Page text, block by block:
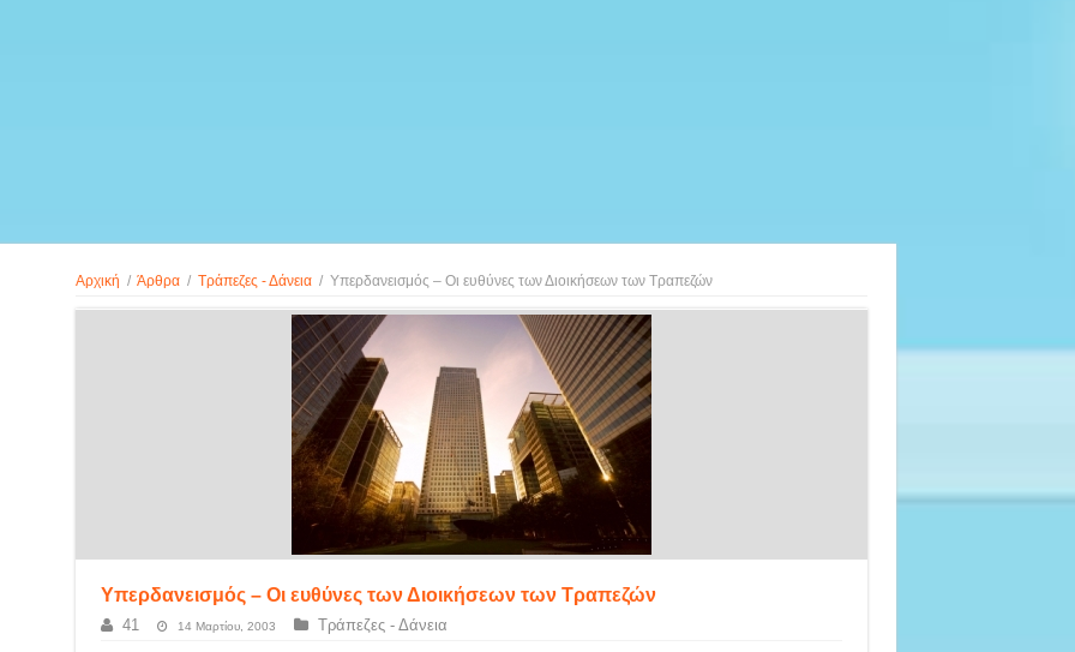
Αρχική / Άρθρα / Τράπεζες - Δάνεια / Υπερδανεισμός – Οι ευθύνες των Διοικήσεων των Τραπεζών
Υπερδανεισμός – Οι ευθύνες των Διοικήσεων των Τραπεζών
41 14 Μαρτίου, 2003 Τράπεζες - Δάνεια